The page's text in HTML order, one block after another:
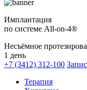
Имплантация
по системе All-on-4®
Несъёмное
1 день
+7 (3412) 312-100
Терапия